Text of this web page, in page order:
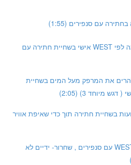
3.51 תזמון נשימה לפי WEST אישי בשחיית חתירה עם
להרים את המרפק מעל המים בשחיית
בשחיית חתירה תוך כדי שאיפת אוויר
3.72 גב קלאסי WEST עם סנפירים , שחרור- ידיים לא